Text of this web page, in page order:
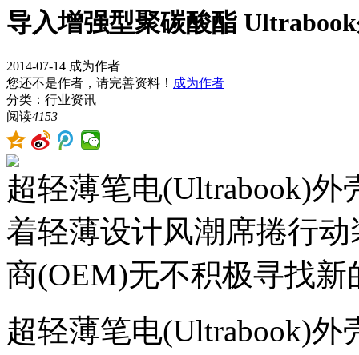
导入增强型聚碳酸酯
2014-07-14 成为作者
您还不是作者，请完善资料！ 成为作者
分类：行业资讯
阅读4153
超轻薄笔电(Ultrabook)
着轻薄设计风潮席捲行
商(OEM)无不积极寻找新
超轻薄笔电(Ultrabook)